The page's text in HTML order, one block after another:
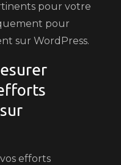
pour votre
pour
sur WordPress.
efforts